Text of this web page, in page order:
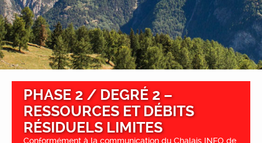
PHASE 2 / DEGRÉ 2 –
RESSOURCES ET DÉBITS
RÉSIDUELS LIMITES
Conformément à la communication du Chalais INFO de